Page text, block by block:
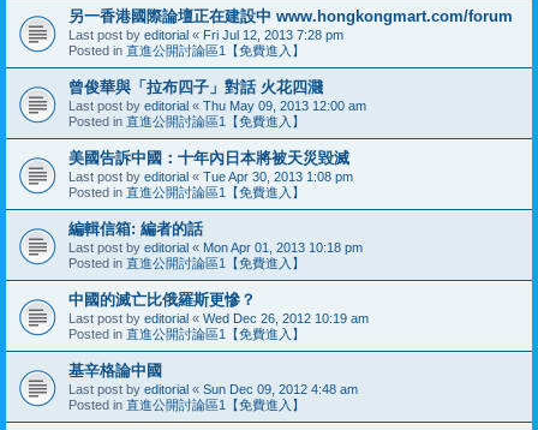
另一香港國際論壇正在建設中 www.hongkongmart.com/forum
Last post by editorial « Fri Jul 12, 2013 7:28 pm
Posted in 直進公開討論區1【免費進入】
曾俊華與「拉布四子」對話 火花四濺
Last post by editorial « Thu May 09, 2013 12:00 am
Posted in 直進公開討論區1【免費進入】
美國告訴中國：十年內日本將被天災毀滅
Last post by editorial « Tue Apr 30, 2013 1:08 pm
Posted in 直進公開討論區1【免費進入】
編輯信箱: 編者的話
Last post by editorial « Mon Apr 01, 2013 10:18 pm
Posted in 直進公開討論區1【免費進入】
中國的滅亡比俄羅斯更慘？
Last post by editorial « Wed Dec 26, 2012 10:19 am
Posted in 直進公開討論區1【免費進入】
基辛格論中國
Last post by editorial « Sun Dec 09, 2012 4:48 am
Posted in 直進公開討論區1【免費進入】